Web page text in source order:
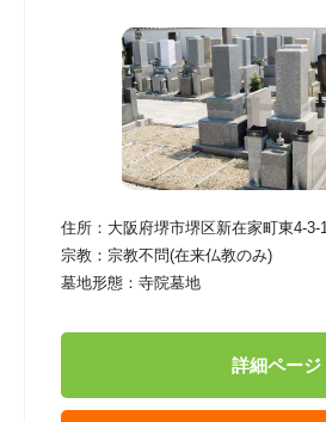
住所： 大阪府堺市堺区新在家町東4-3-1
宗教： 宗教不問(在来仏教のみ)
墓地形態： 寺院墓地
詳細ページ